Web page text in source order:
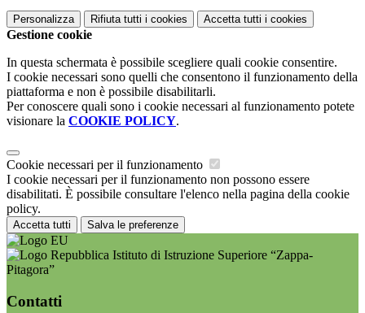
Personalizza Rifiuta tutti i cookies Accetta tutti i cookies
Gestione cookie
In questa schermata è possibile scegliere quali cookie consentire.
I cookie necessari sono quelli che consentono il funzionamento della
piattaforma e non è possibile disabilitarli.
Per conoscere quali sono i cookie necessari al funzionamento potete
visionare la COOKIE POLICY.
Cookie necessari per il funzionamento
I cookie necessari per il funzionamento non possono essere
disabilitati. È possibile consultare l'elenco nella pagina della cookie
policy.
Accetta tutti Salva le preferenze
Istituto di Istruzione Superiore “Zappa-
Pitagora”
Contatti